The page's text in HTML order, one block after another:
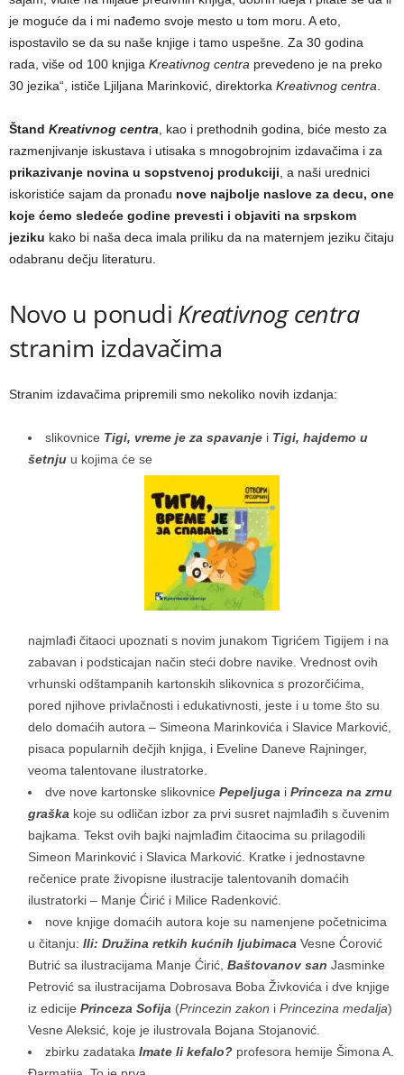
je moguće da i mi nađemo svoje mesto u tom moru. A eto,
ispostavilo se da su naše knjige i tamo uspešne. Za 30 godina
rada, više od 100 knjiga Kreativnog centra prevedeno je na preko
30 jezika“, ističe Ljiljana Marinković, direktorka Kreativnog centra
Štand Kreativnog centra , kao i prethodnih godina, biće mesto za
razmenjivanje iskustava i utisaka s mnogobrojnim izdavačima i za
prikazivanje novina u sopstvenoj produkciji , a naši urednici
iskoristiće sajam da pronađu nove najbolje naslove za decu, one
koje ćemo sledeće godine prevesti i objaviti na srpskom
jeziku kako bi naša deca imala priliku da na maternjem jeziku čitaju
odabranu dečju literaturu.
Novo u ponudi Kreativnog centra
stranim izdavačima
Stranim izdavačima pripremili smo nekoliko novih izdanja:
slikovnice Tigi, vreme je za spavanje i Tigi, hajdemo u
šetnju u kojima će se
najmlađi čitaoci upoznati s novim junakom Tigrićem Tigijem i na
zabavan i podsticajan način steći dobre navike. Vrednost ovih
vrhunski odštampanih kartonskih slikovnica s prozorčićima,
pored njihove privlačnosti i edukativnosti, jeste i u tome što su
delo domaćih autora – Simeona Marinkovića i Slavice Marković,
pisaca popularnih dečjih knjiga, i Eveline Daneve Rajninger,
veoma talentovane ilustratorke.
dve nove kartonske slikovnice Pepeljuga i Princeza na zrnu
graška koje su odličan izbor za prvi susret najmlađih s čuvenim
bajkama. Tekst ovih bajki najmlađim čitaocima su prilagodili
Simeon Marinković i Slavica Marković. Kratke i jednostavne
rečenice prate živopisne ilustracije talentovanih domaćih
ilustratorki – Manje Ćirić i Milice Radenković.
nove knjige domaćih autora koje su namenjene početnicima
u čitanju: Ili: Družina retkih kućnih ljubimaca Vesne Ćorović
Butrić sa ilustracijama Manje Ćirić, Baštovanov san Jasminke
Petrović sa ilustracijama Dobrosava Boba Živkovića i dve knjige
iz edicije Princeza Sofija (Princezin zakon i Princezina medalja)
Vesne Aleksić, koje je ilustrovala Bojana Stojanović.
zbirku zadataka Imate li kefalo? profesora hemije Šimona A.